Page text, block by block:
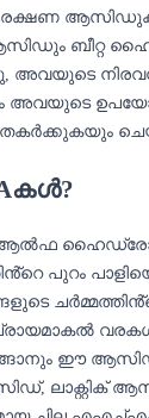
ബീറ്റ
അവയുടെ
അവയുടെ
തകർക്കുകയും
ആൽഫ
പുറം
ഈ
ലാക്റ്റിക്